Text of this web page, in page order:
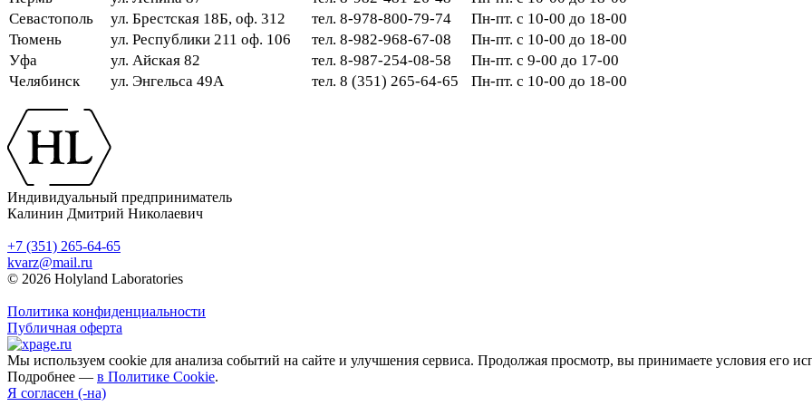
Севастополь
ул. Брестская 18Б, оф. 312 тел. 8-978-800-79-74
Пн-пт. с 10-00 до 18-00
Тюмень
ул. Республики 211 оф. 106 тел. 8-982-968-67-08
Пн-пт. с 10-00 до 18-00
Уфа
ул. Айская 82 тел. 8-987-254-08-58
Пн-пт. с 9-00 до 17-00
Челябинск
ул. Энгельса 49А тел. 8 (351) 265-64-65 Пн-пт. с 10-00 до 18-00
Индивидуальный предприниматель
Калинин Дмитрий Николаевич
+7 (351) 265-64-65
kvarz@mail.ru
© 2026 Holyland Laboratories
Политика конфиденциальности
Публичная оферта
Мы используем cookie для анализа событий на сайте и улучшения сервиса. Продолжая просмотр, вы принимаете условия его
Подробнее — в Политике Cookie.
Я согласен (-на)